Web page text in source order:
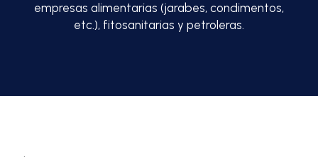
empresas alimentarias (jarabes, condimentos,
etc.), fitosanitarias y petroleras.